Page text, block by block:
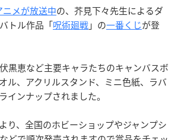
ニメが放送中の、芥見下々先生によるダ
トル作品「呪術廻戦」の一番くじが登
黒恵など主要キャラたちのキャンバスボ
ル、アクリルスタンド、ミニ色紙、ラバ
インナップされました。
り、全国のホビーショップやジャンプシ